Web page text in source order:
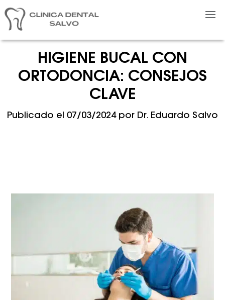
HIGIENE BUCAL CON
ORTODONCIA: CONSEJOS
CLAVE
Publicado el 07/03/2024por Dr. Eduardo Salvo